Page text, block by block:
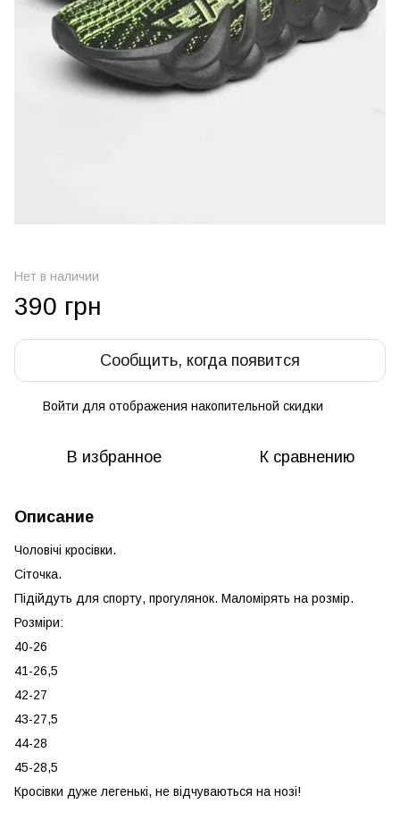
Нет в наличии
390 грн
Сообщить, когда появится
Войти для отображения накопительной скидки
В избранное К сравнению
Описание
Чоловічі кросівки.
Сіточка.
Підійдуть для спорту, прогулянок. Маломірять на розмір.
Розміри:
40-26
41-26,5
42-27
43-27,5
44-28
45-28,5
Кросівки дуже легенькі, не відчуваються на нозі!